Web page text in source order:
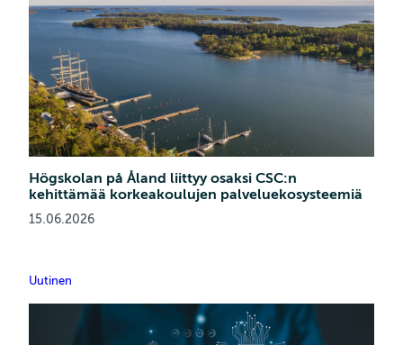
Högskolan på Åland liittyy osaksi CSC:n
kehittämää korkeakoulujen palveluekosysteemiä
15.06.2026
Uutinen